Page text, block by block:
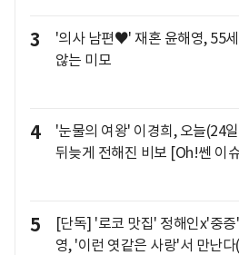
3
'의사 남편♥' 재혼 윤해영, 55세
않는 미모
4
'눈물의 여왕' 이경희, 오늘(24
뒤늦게 전해진 비보 [Oh!쎈 이
5
[단독] '로코 맛집' 정해인x'중
영, '이런 엿같은 사랑'서 만난